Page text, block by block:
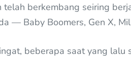
telah berkembang seiring
— Baby Boomers, Gen X,
beberapa saat yang lalu